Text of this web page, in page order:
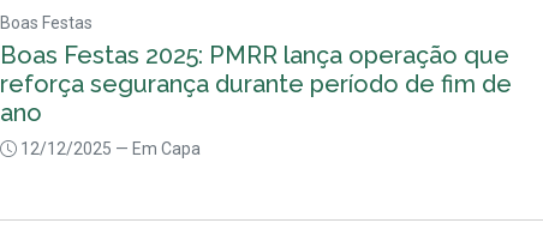
Boas Festas
Boas Festas 2025: PMRR lança operação que
reforça segurança durante período de fim de
ano
12/12/2025 — Em Capa